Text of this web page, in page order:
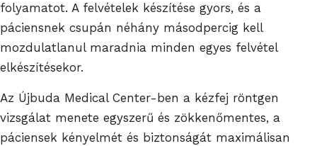
folyamatot. A felvételek készítése gyors, és a
páciensnek csupán néhány másodpercig kell
mozdulatlanul maradnia minden egyes felvétel
elkészítésekor.
Az Újbuda Medical Center-ben a kézfej röntgen
vizsgálat menete egyszerű és zökkenőmentes, a
páciensek kényelmét és biztonságát maximálisan